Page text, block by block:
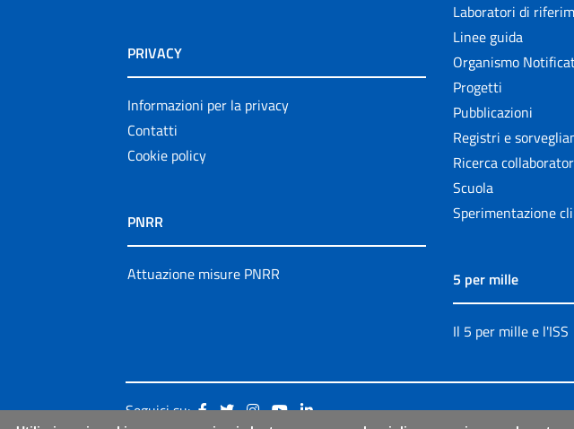
PRIVACY
Informazioni per la privacy
Contatti
Cookie policy
PNRR
Attuazione misure PNRR
Laboratori di
Linee guida
Organismo
Progetti
Pubblicazioni
Registri e
Ricerca
Scuola
Sperimentazione
5 per mille
Il 5 per mille e l'ISS
Seguici su: